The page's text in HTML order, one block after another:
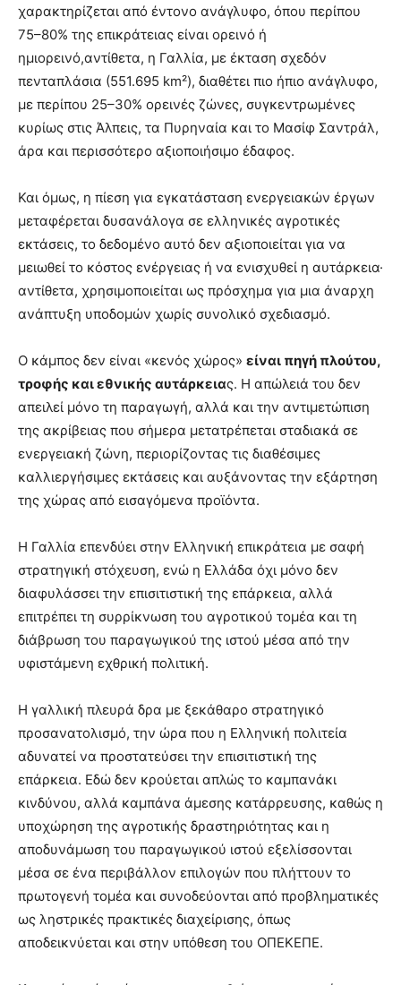
χαρακτηρίζεται από έντονο ανάγλυφο, όπου περίπου
75–80% της επικράτειας είναι ορεινό ή
ημιορεινό,αντίθετα, η Γαλλία, με έκταση σχεδόν
πενταπλάσια (551.695 km²), διαθέτει πιο ήπιο ανάγλυφο,
με περίπου 25–30% ορεινές ζώνες, συγκεντρωμένες
κυρίως στις Άλπεις, τα Πυρηναία και το Μασίφ Σαντράλ,
άρα και περισσότερο αξιοποιήσιμο έδαφος.
Και όμως, η πίεση για εγκατάσταση ενεργειακών έργων
μεταφέρεται δυσανάλογα σε ελληνικές αγροτικές
εκτάσεις, το δεδομένο αυτό δεν αξιοποιείται για να
μειωθεί το κόστος ενέργειας ή να ενισχυθεί η αυτάρκεια·
αντίθετα, χρησιμοποιείται ως πρόσχημα για μια άναρχη
ανάπτυξη υποδομών χωρίς συνολικό σχεδιασμό.
Ο κάμπος δεν είναι «κενός χώρος» είναι πηγή πλούτου,
τροφής και εθνικής αυτάρκειας. Η απώλειά του δεν
απειλεί μόνο τη παραγωγή, αλλά και την αντιμετώπιση
της ακρίβειας που σήμερα μετατρέπεται σταδιακά σε
ενεργειακή ζώνη, περιορίζοντας τις διαθέσιμες
καλλιεργήσιμες εκτάσεις και αυξάνοντας την εξάρτηση
της χώρας από εισαγόμενα προϊόντα.
Η Γαλλία επενδύει στην Ελληνική επικράτεια με σαφή
στρατηγική στόχευση, ενώ η Ελλάδα όχι μόνο δεν
διαφυλάσσει την επισιτιστική της επάρκεια, αλλά
επιτρέπει τη συρρίκνωση του αγροτικού τομέα και τη
διάβρωση του παραγωγικού της ιστού μέσα από την
υφιστάμενη εχθρική πολιτική.
Η γαλλική πλευρά δρα με ξεκάθαρο στρατηγικό
προσανατολισμό, την ώρα που η Ελληνική πολιτεία
αδυνατεί να προστατεύσει την επισιτιστική της
επάρκεια. Εδώ δεν κρούεται απλώς το καμπανάκι
κινδύνου, αλλά καμπάνα άμεσης κατάρρευσης, καθώς η
υποχώρηση της αγροτικής δραστηριότητας και η
αποδυνάμωση του παραγωγικού ιστού εξελίσσονται
μέσα σε ένα περιβάλλον επιλογών που πλήττουν το
πρωτογενή τομέα και συνοδεύονται από προβληματικές
ως ληστρικές πρακτικές διαχείρισης, όπως
αποδεικνύεται και στην υπόθεση του ΟΠΕΚΕΠΕ.